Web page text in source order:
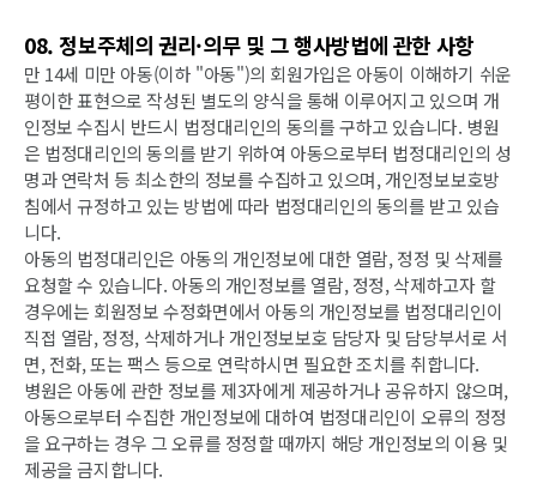
08. 정보주체의 권리·의무 및 그 행사방법에 관한 사항
만 14세 미만 아동(이하 "아동")의 회원가입은 아동이 이해하기 쉬운
평이한 표현으로 작성된 별도의 양식을 통해 이루어지고 있으며 개
인정보 수집시 반드시 법정대리인의 동의를 구하고 있습니다. 병원
은 법정대리인의 동의를 받기 위하여 아동으로부터 법정대리인의 성
명과 연락처 등 최소한의 정보를 수집하고 있으며, 개인정보보호방
침에서 규정하고 있는 방법에 따라 법정대리인의 동의를 받고 있습
니다.
아동의 법정대리인은 아동의 개인정보에 대한 열람, 정정 및 삭제를
요청할 수 있습니다. 아동의 개인정보를 열람, 정정, 삭제하고자 할
경우에는 회원정보 수정화면에서 아동의 개인정보를 법정대리인이
직접 열람, 정정, 삭제하거나 개인정보보호 담당자 및 담당부서로 서
면, 전화, 또는 팩스 등으로 연락하시면 필요한 조치를 취합니다.
병원은 아동에 관한 정보를 제3자에게 제공하거나 공유하지 않으며,
아동으로부터 수집한 개인정보에 대하여 법정대리인이 오류의 정정
을 요구하는 경우 그 오류를 정정할 때까지 해당 개인정보의 이용 및
제공을 금지합니다.